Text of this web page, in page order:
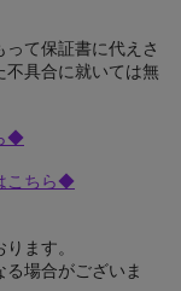
て保証書に代えさ
具合に就いては無
◆
こちら◆
ます。
る場合がございま